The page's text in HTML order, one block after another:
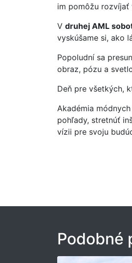
im pomôžu rozvíjať
V druhej AML
vyskúšame si, ako
Popoludní sa
obraz, pózu a
Deň pre všetkých,
Akadémia
pohľady, stretnúť
vízii pre svoju
Podobné